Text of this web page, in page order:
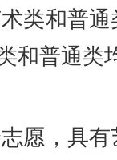
和普通
和普通类
，具有